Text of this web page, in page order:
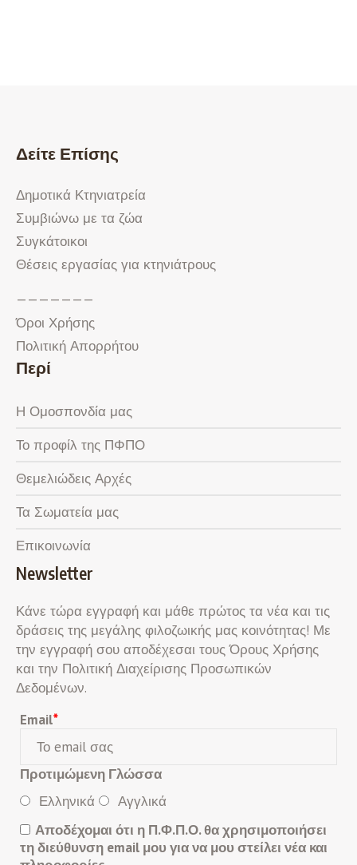
Δείτε Επίσης
Δημοτικά Κτηνιατρεία
Συμβιώνω με τα ζώα
Συγκάτοικοι
Θέσεις εργασίας για κτηνιάτρους
———————
Όροι Χρήσης
Πολιτική Απορρήτου
Περί
Η Ομοσπονδία μας
Το προφίλ της ΠΦΠΟ
Θεμελιώδεις Αρχές
Τα Σωματεία μας
Επικοινωνία
Newsletter
Κάνε τώρα εγγραφή και μάθε πρώτος τα νέα και τις
δράσεις της μεγάλης φιλοζωικής μας κοινότητας! Με
την εγγραφή σου αποδέχεσαι τους Όρους Χρήσης
και την Πολιτική Διαχείρισης Προσωπικών
Δεδομένων.
Email*
Προτιμώμενη Γλώσσα
Ελληνικά
Αγγλικά
Αποδέχομαι ότι η Π.Φ.Π.Ο. θα χρησιμοποιήσει
τη διεύθυνση email μου για να μου στείλει νέα και